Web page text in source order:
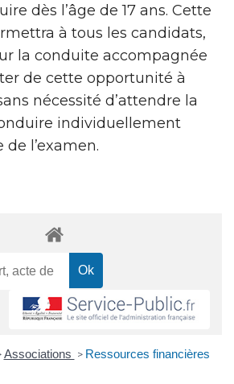
dès l’âge de 17 ans. Cette
à tous les candidats,
la conduite accompagnée
de cette opportunité à
nécessité d’attendre la
individuellement
l’examen.
Associations > Ressources financières